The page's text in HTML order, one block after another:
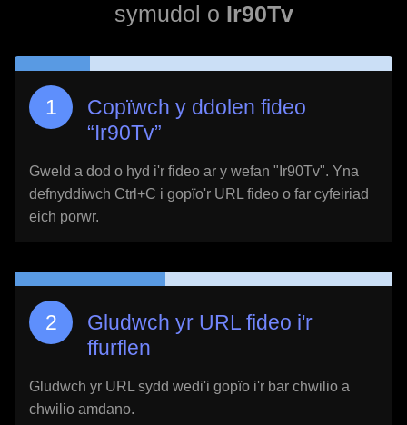
symudol o Ir90Tv
Copïwch y ddolen fideo
“Ir90Tv”
Gweld a dod o hyd i'r fideo ar y wefan " Ir90Tv". Yna
defnyddiwch Ctrl+C i gopïo'r URL fideo o far cyfeiriad
eich porwr.
Gludwch yr URL fideo i'r
ffurflen
Gludwch yr URL sydd wedi'i gopïo i'r bar chwilio a
chwilio amdano.